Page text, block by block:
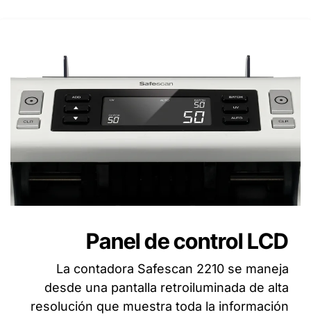
Panel de control LCD
La contadora Safescan 2210 se maneja
desde una pantalla retroiluminada de alta
resolución que muestra toda la información